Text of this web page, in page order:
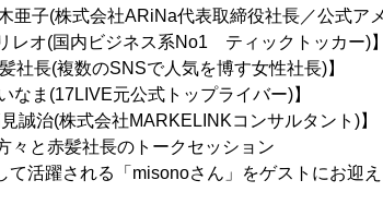
子(株式会社ARiNa代表取締役社長／公式アメ
(国内ビジネス系No1 ティックトッカー)】
長(複数のSNSで人気を博す女性社長)】
ま(17LIVE元公式トップライバー)】
治(株式会社MARKELINKコンサルタント)】
と赤髪社長のトークセッション
活躍される「misonoさん」をゲストにお迎